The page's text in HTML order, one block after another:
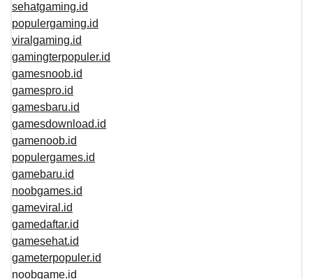
sehatgaming.id
populergaming.id
viralgaming.id
gamingterpopuler.id
gamesnoob.id
gamespro.id
gamesbaru.id
gamesdownload.id
gamenoob.id
populergames.id
gamebaru.id
noobgames.id
gameviral.id
gamedaftar.id
gamesehat.id
gameterpopuler.id
noobgame.id